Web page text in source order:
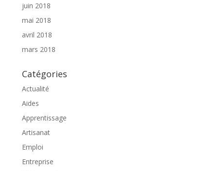
juin 2018
mai 2018
avril 2018
mars 2018
Catégories
Actualité
Aides
Apprentissage
Artisanat
Emploi
Entreprise